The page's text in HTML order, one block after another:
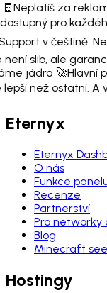
Neplatíš za
pro
v češtině.
slib, ale
jádra 🚀Hlavní
lepší než ostatní. A
Eternyx
Eternyx
O nás
Funkce
Recenze
Partnerství
Pro networky
Blog
Minecraft
Hostingy